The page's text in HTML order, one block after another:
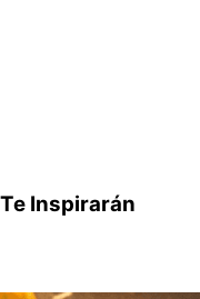
Inspirarán